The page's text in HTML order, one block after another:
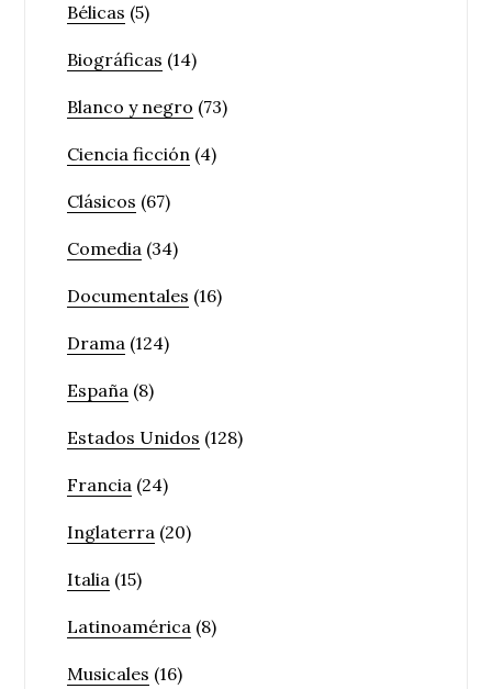
Bélicas (5)
Biográficas (14)
Blanco y negro (73)
Ciencia ficción (4)
Clásicos (67)
Comedia (34)
Documentales (16)
Drama (124)
España (8)
Estados Unidos (128)
Francia (24)
Inglaterra (20)
Italia (15)
Latinoamérica (8)
Musicales (16)